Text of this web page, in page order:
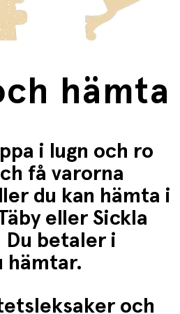
mer än 1500:-
hämta
i lugn och ro
få varorna
du kan hämta i
eller Sickla
betaler i
hämtar.
och